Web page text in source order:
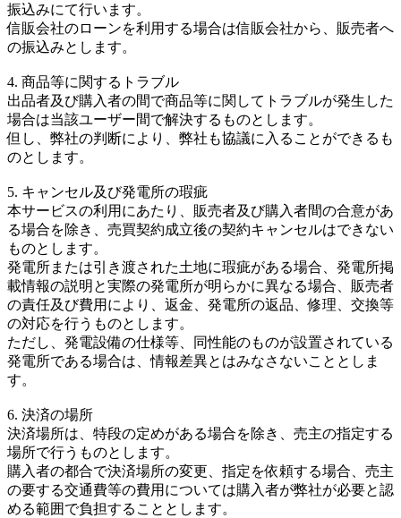
振込みにて行います。
信販会社のローンを利用する場合は信販会社から、販売者へ
の振込みとします。
4. 商品等に関するトラブル
出品者及び購入者の間で商品等に関してトラブルが発生した
場合は当該ユーザー間で解決するものとします。
但し、弊社の判断により、弊社も協議に入ることができるも
のとします。
5. キャンセル及び発電所の瑕疵
本サービスの利用にあたり、販売者及び購入者間の合意があ
る場合を除き、売買契約成立後の契約キャンセルはできない
ものとします。
発電所または引き渡された土地に瑕疵がある場合、発電所掲
載情報の説明と実際の発電所が明らかに異なる場合、販売者
の責任及び費用により、返金、発電所の返品、修理、交換等
の対応を行うものとします。
ただし、発電設備の仕様等、同性能のものが設置されている
発電所である場合は、情報差異とはみなさないこととしま
す。
6. 決済の場所
決済場所は、特段の定めがある場合を除き、売主の指定する
場所で行うものとします。
購入者の都合で決済場所の変更、指定を依頼する場合、売主
の要する交通費等の費用については購入者が弊社が必要と認
める範囲で負担することとします。